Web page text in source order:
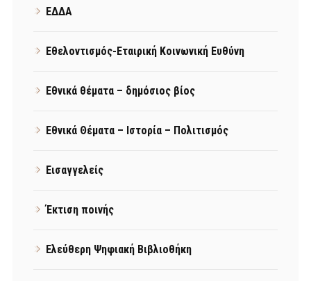
ΕΔΔΑ
Εθελοντισμός-Εταιρική Κοινωνική Ευθύνη
Εθνικά θέματα – δημόσιος βίος
Εθνικά Θέματα – Ιστορία – Πολιτισμός
Εισαγγελείς
Έκτιση ποινής
Ελεύθερη Ψηφιακή Βιβλιοθήκη